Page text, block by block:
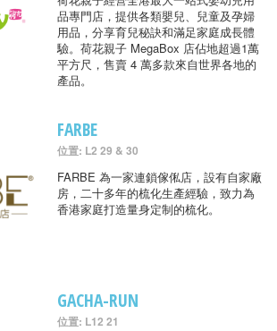
品專門店，提供各類嬰兒、兒童及孕婦
用品，分享育兒秘訣和滿足家庭成長體
驗。荷花親子 MegaBox 店佔地超過1萬
平方尺，售賣 4 萬多款來自世界各地的
產品。
FARBE
位置: L2 29 & 30
FARBE 為一家連鎖傢俬店，設有自家廠
房，二十多年的梳化生產經驗，致力為
香港家庭打造量身定制的梳化。
GACHA-RUN
位置: L12 21